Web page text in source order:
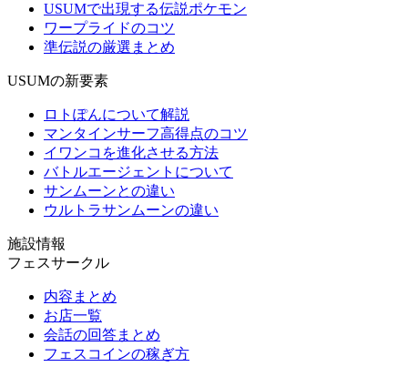
USUMで出現する伝説ポケモン
ワープライドのコツ
準伝説の厳選まとめ
USUMの新要素
ロトぽんについて解説
マンタインサーフ高得点のコツ
イワンコを進化させる方法
バトルエージェントについて
サンムーンとの違い
ウルトラサンムーンの違い
施設情報
フェスサークル
内容まとめ
お店一覧
会話の回答まとめ
フェスコインの稼ぎ方